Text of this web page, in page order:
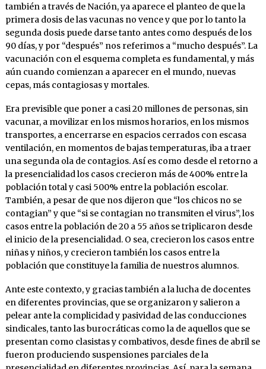
también a través de Nación, ya aparece el planteo de que la
primera dosis de las vacunas no vence y que por lo tanto la
segunda dosis puede darse tanto antes como después de los
90 días, y por “después” nos referimos a “mucho después”. La
vacunación con el esquema completa es fundamental, y más
aún cuando comienzan a aparecer en el mundo, nuevas
cepas, más contagiosas y mortales.
Era previsible que poner a casi 20 millones de personas, sin
vacunar, a movilizar en los mismos horarios, en los mismos
transportes, a encerrarse en espacios cerrados con escasa
ventilación, en momentos de bajas temperaturas, iba a traer
una segunda ola de contagios. Así es como desde el retorno a
la presencialidad los casos crecieron más de 400% entre la
población total y casi 500% entre la población escolar.
También, a pesar de que nos dijeron que “los chicos no se
contagian” y que “si se contagian no transmiten el virus”, los
casos entre la población de 20 a 55 años se triplicaron desde
el inicio de la presencialidad. O sea, crecieron los casos entre
niñas y niños, y crecieron también los casos entre la
población que constituye la familia de nuestros alumnos.
Ante este contexto, y gracias también a la lucha de docentes
en diferentes provincias, que se organizaron y salieron a
pelear ante la complicidad y pasividad de las conducciones
sindicales, tanto las burocráticas como la de aquellos que se
presentan como clasistas y combativos, desde fines de abril se
fueron produciendo suspensiones parciales de la